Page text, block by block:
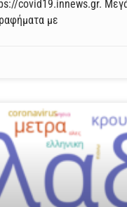
covid19.innews.gr.
με